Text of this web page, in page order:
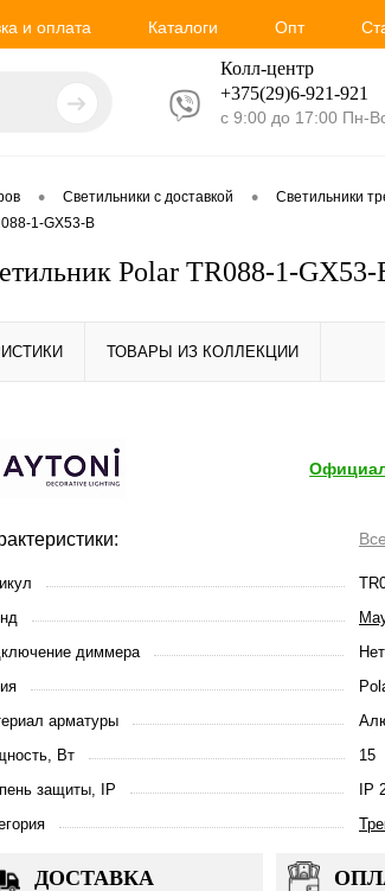
и оплата Каталоги Опт
Колл-центр
+375(29)6-921-921
с 9:00 до 17:00 Пн-
• Светильники с доставкой • Светильники
1-GX53-B
Polar TR088-1-GX53-
ТОВАРЫ ИЗ КОЛЛЕКЦИИ
диммера
Нет
арматуры
Вт
15
защиты, IP
IP
ДОСТАВКА